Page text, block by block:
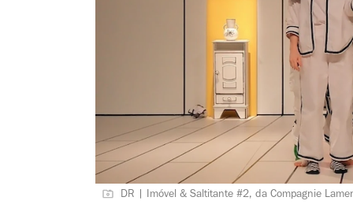
DR | Imóvel & Saltitante #2, da Compagnie